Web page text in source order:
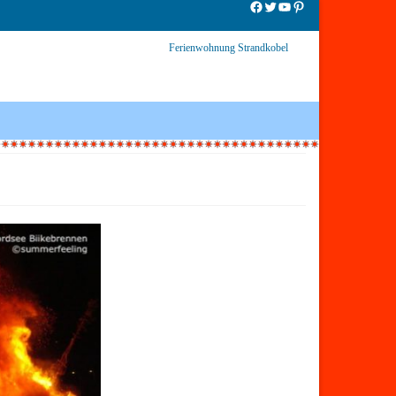
Facebook
Twitter
YouTube
Pinterest
Ferienwohnung Strandkobel